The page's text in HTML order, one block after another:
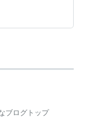
のスキンバリ
】 セラミド
。この成分
ブログトップ